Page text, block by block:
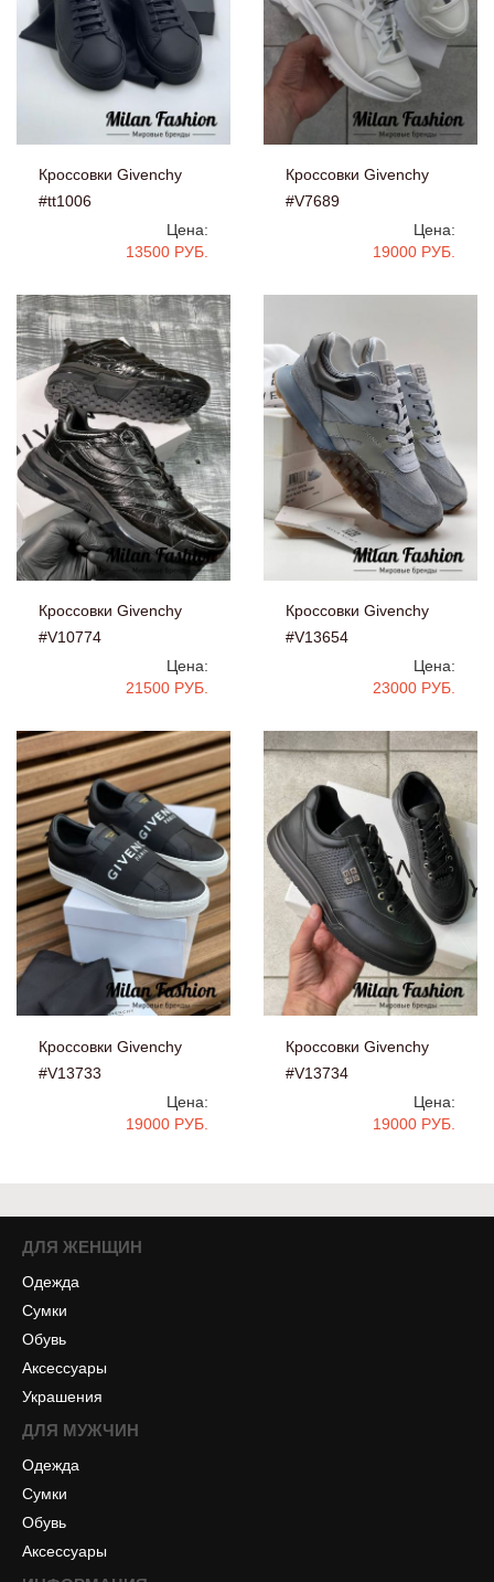
Кроссовки Givenchy
#tt1006
Цена:
13500 РУБ.
Кроссовки Givenchy
#V7689
Цена:
19000 РУБ.
Кроссовки Givenchy
#V10774
Цена:
21500 РУБ.
Кроссовки Givenchy
#V13654
Цена:
23000 РУБ.
Кроссовки Givenchy
#V13733
Цена:
19000 РУБ.
Кроссовки Givenchy
#V13734
Цена:
19000 РУБ.
ДЛЯ ЖЕНЩИН
Одежда
Сумки
Обувь
Аксессуары
Украшения
ДЛЯ МУЖЧИН
Одежда
Сумки
Обувь
Аксессуары